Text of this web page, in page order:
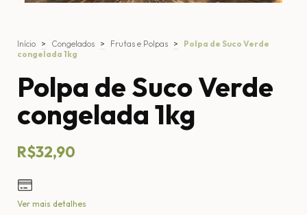
Início > Congelados > Frutas e Polpas >
Polpa de Suco Verde
congelada 1kg
Polpa de Suco Verde
congelada 1kg
R$32,90
Ver mais detalhes